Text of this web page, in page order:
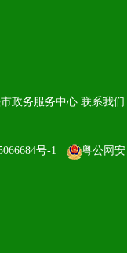
政务服务中心 联系我们
号-1 粤公网安